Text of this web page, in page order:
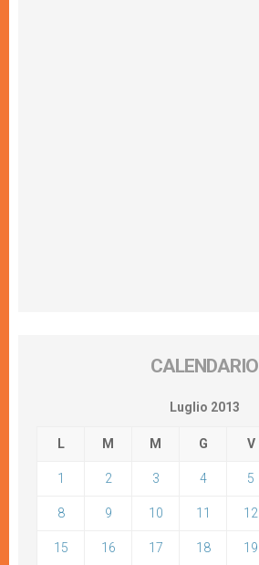
CALENDARIO
Luglio 2013
L M M G V
1 2 3 4 5
8 9 10 11 12
15 16 17 18 19